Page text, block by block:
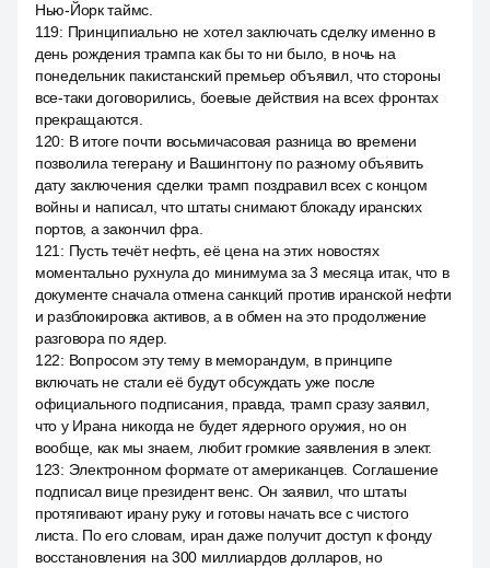
Нью-Йорк таймс.
119: Принципиально не хотел заключать сделку именно в
день рождения трампа как бы то ни было, в ночь на
понедельник пакистанский премьер объявил, что стороны
все-таки договорились, боевые действия на всех фронтах
прекращаются.
120: В итоге почти восьмичасовая разница во времени
позволила тегерану и Вашингтону по разному объявить
дату заключения сделки трамп поздравил всех с концом
войны и написал, что штаты снимают блокаду иранских
портов, а закончил фра.
121 : Пусть течёт нефть, её цена на этих новостях
моментально рухнула до минимума за 3 месяца итак, что в
документе сначала отмена санкций против иранской нефти
и разблокировка активов, а в обмен на это продолжение
разговора по ядер.
122: Вопросом эту тему в меморандум, в принципе
включать не стали её будут обсуждать уже после
официального подписания, правда, трамп сразу заявил,
что у Ирана никогда не будет ядерного оружия, но он
вообще, как мы знаем, любит громкие заявления в элект.
123: Электронном формате от американцев. Соглашение
подписал вице президент венс. Он заявил, что штаты
протягивают ирану руку и готовы начать все с чистого
листа. По его словам, иран даже получит доступ к фонду
восстановления на 300 миллиардов долларов, но